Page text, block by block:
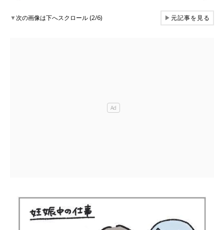
▼次の画像は下へスクロール (2/6) ▶元記事を見る